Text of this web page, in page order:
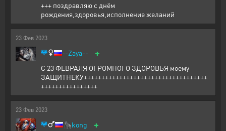
+++ поздравляю с днём
рождения,здоровья,исполнение желаний
23 Фев 2023
--Zaya-- +
С 23 ФЕВРАЛЯ ОГРОМНОГО ЗДОРОВЬЯ моему
ЗАЩИТНЕКУ+++++++++++++++++++++++++++++++++++
++++++++++++++++
23 Фев 2023
🦍kong +